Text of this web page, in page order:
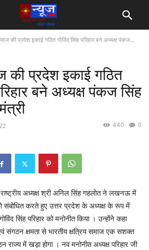
की प्रदेश इकाई गठित गोविंद सिंह परिहार बने अध्यक्ष पंकज...
की प्रदेश इकाई गठित
बने अध्यक्ष पंकज सिंह
0
440
राष्ट्रीय अध्यक्ष श्री अनिल सिंह गहलोत ने लखनऊ में
संबोधित करते हुए उत्तर प्रदेश के अध्यक्ष के रूप में
सिंह परिहार को मनोनीत किया । उन्होंने कहा
संगठन क्षमता से भारतीय क्षत्रिय समाज एक सशक्त
राज्य में खड़ा होगा । नव मनोनीत अध्यक्ष परिहार जी